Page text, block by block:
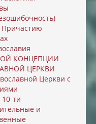
Причастию
КОНЦЕПЦИИ
ЦЕРКВИ
Церкви с
ти
и